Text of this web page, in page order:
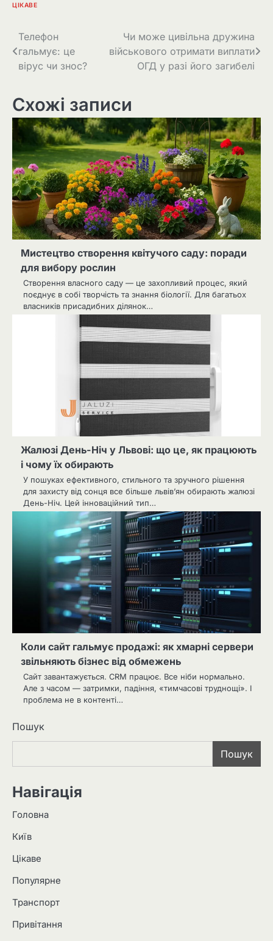
ЦІКАВЕ
Навігація
записів
Телефон
гальмує: це
вірус чи знос?
Чи може цивільна дружина
військового отримати виплати
ОГД у разі його загибелі
Схожі записи
Мистецтво створення квітучого саду: поради
для вибору рослин
Створення власного саду — це захопливий процес, який
поєднує в собі творчість та знання біології. Для багатьох
власників присадибних ділянок…
Жалюзі День-Ніч у Львові: що це, як працюють
і чому їх обирають
У пошуках ефективного, стильного та зручного рішення
для захисту від сонця все більше львів’ян обирають жалюзі
День-Ніч. Цей інноваційний тип…
Коли сайт гальмує продажі: як хмарні сервери
звільняють бізнес від обмежень
Сайт завантажується. CRM працює. Все ніби нормально.
Але з часом — затримки, падіння, «тимчасові труднощі». І
проблема не в контенті…
Пошук
Пошук
Навігація
Головна
Київ
Цікаве
Популярне
Транспорт
Привітання